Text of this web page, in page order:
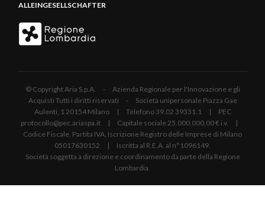
ALLEINGESELLSCHAFTER
© Copyright Aria S.p.A. - Azienda Regionale per l'Innovazione e gli
Acquisti Tutti i diritti riservati - Società unipersonale Piazza Gae
Aulenti, 1 20154 Milano | Telefono 39.02 39331.1 | PEC
protocollo@pec.ariaspa.it | Capitale sociale 25.000.000,00 € i.v. |
Codice Fiscale, Partita IVA, Iscrizione Registro delle Imprese di Milano
05017630152 | Iscritta al R.E.A. al n°1096149.
Società soggetta a direzione e coordinamento da parte della Regione
Lombardia.